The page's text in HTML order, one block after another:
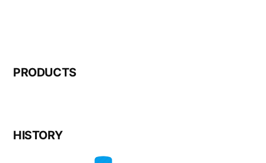
PRODUCTS
HISTORY